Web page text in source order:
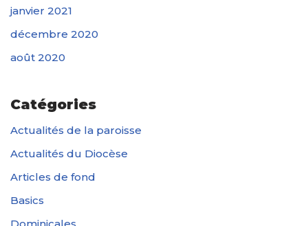
janvier 2021
décembre 2020
août 2020
Catégories
Actualités de la paroisse
Actualités du Diocèse
Articles de fond
Basics